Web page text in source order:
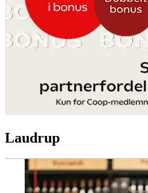
Laudrup